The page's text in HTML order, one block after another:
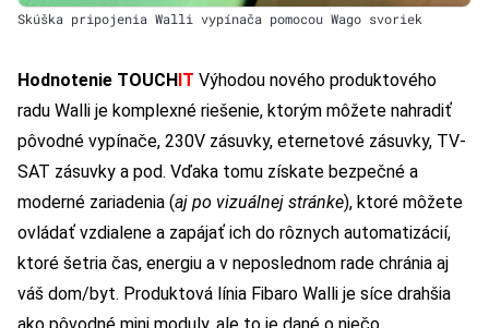
Skúška pripojenia Walli vypínača pomocou Wago svoriek
Hodnotenie TOUCHIT Výhodou nového produktového
radu Walli je komplexné riešenie, ktorým môžete nahradiť
pôvodné vypínače, 230V zásuvky, eternetové zásuvky, TV-
SAT zásuvky a pod. Vďaka tomu získate bezpečné a
moderné zariadenia (aj po vizuálnej stránke), ktoré môžete
ovládať vzdialene a zapájať ich do rôznych automatizácií,
ktoré šetria čas, energiu a v neposlednom rade chránia aj
váš dom/byt. Produktová línia Fibaro Walli je síce drahšia